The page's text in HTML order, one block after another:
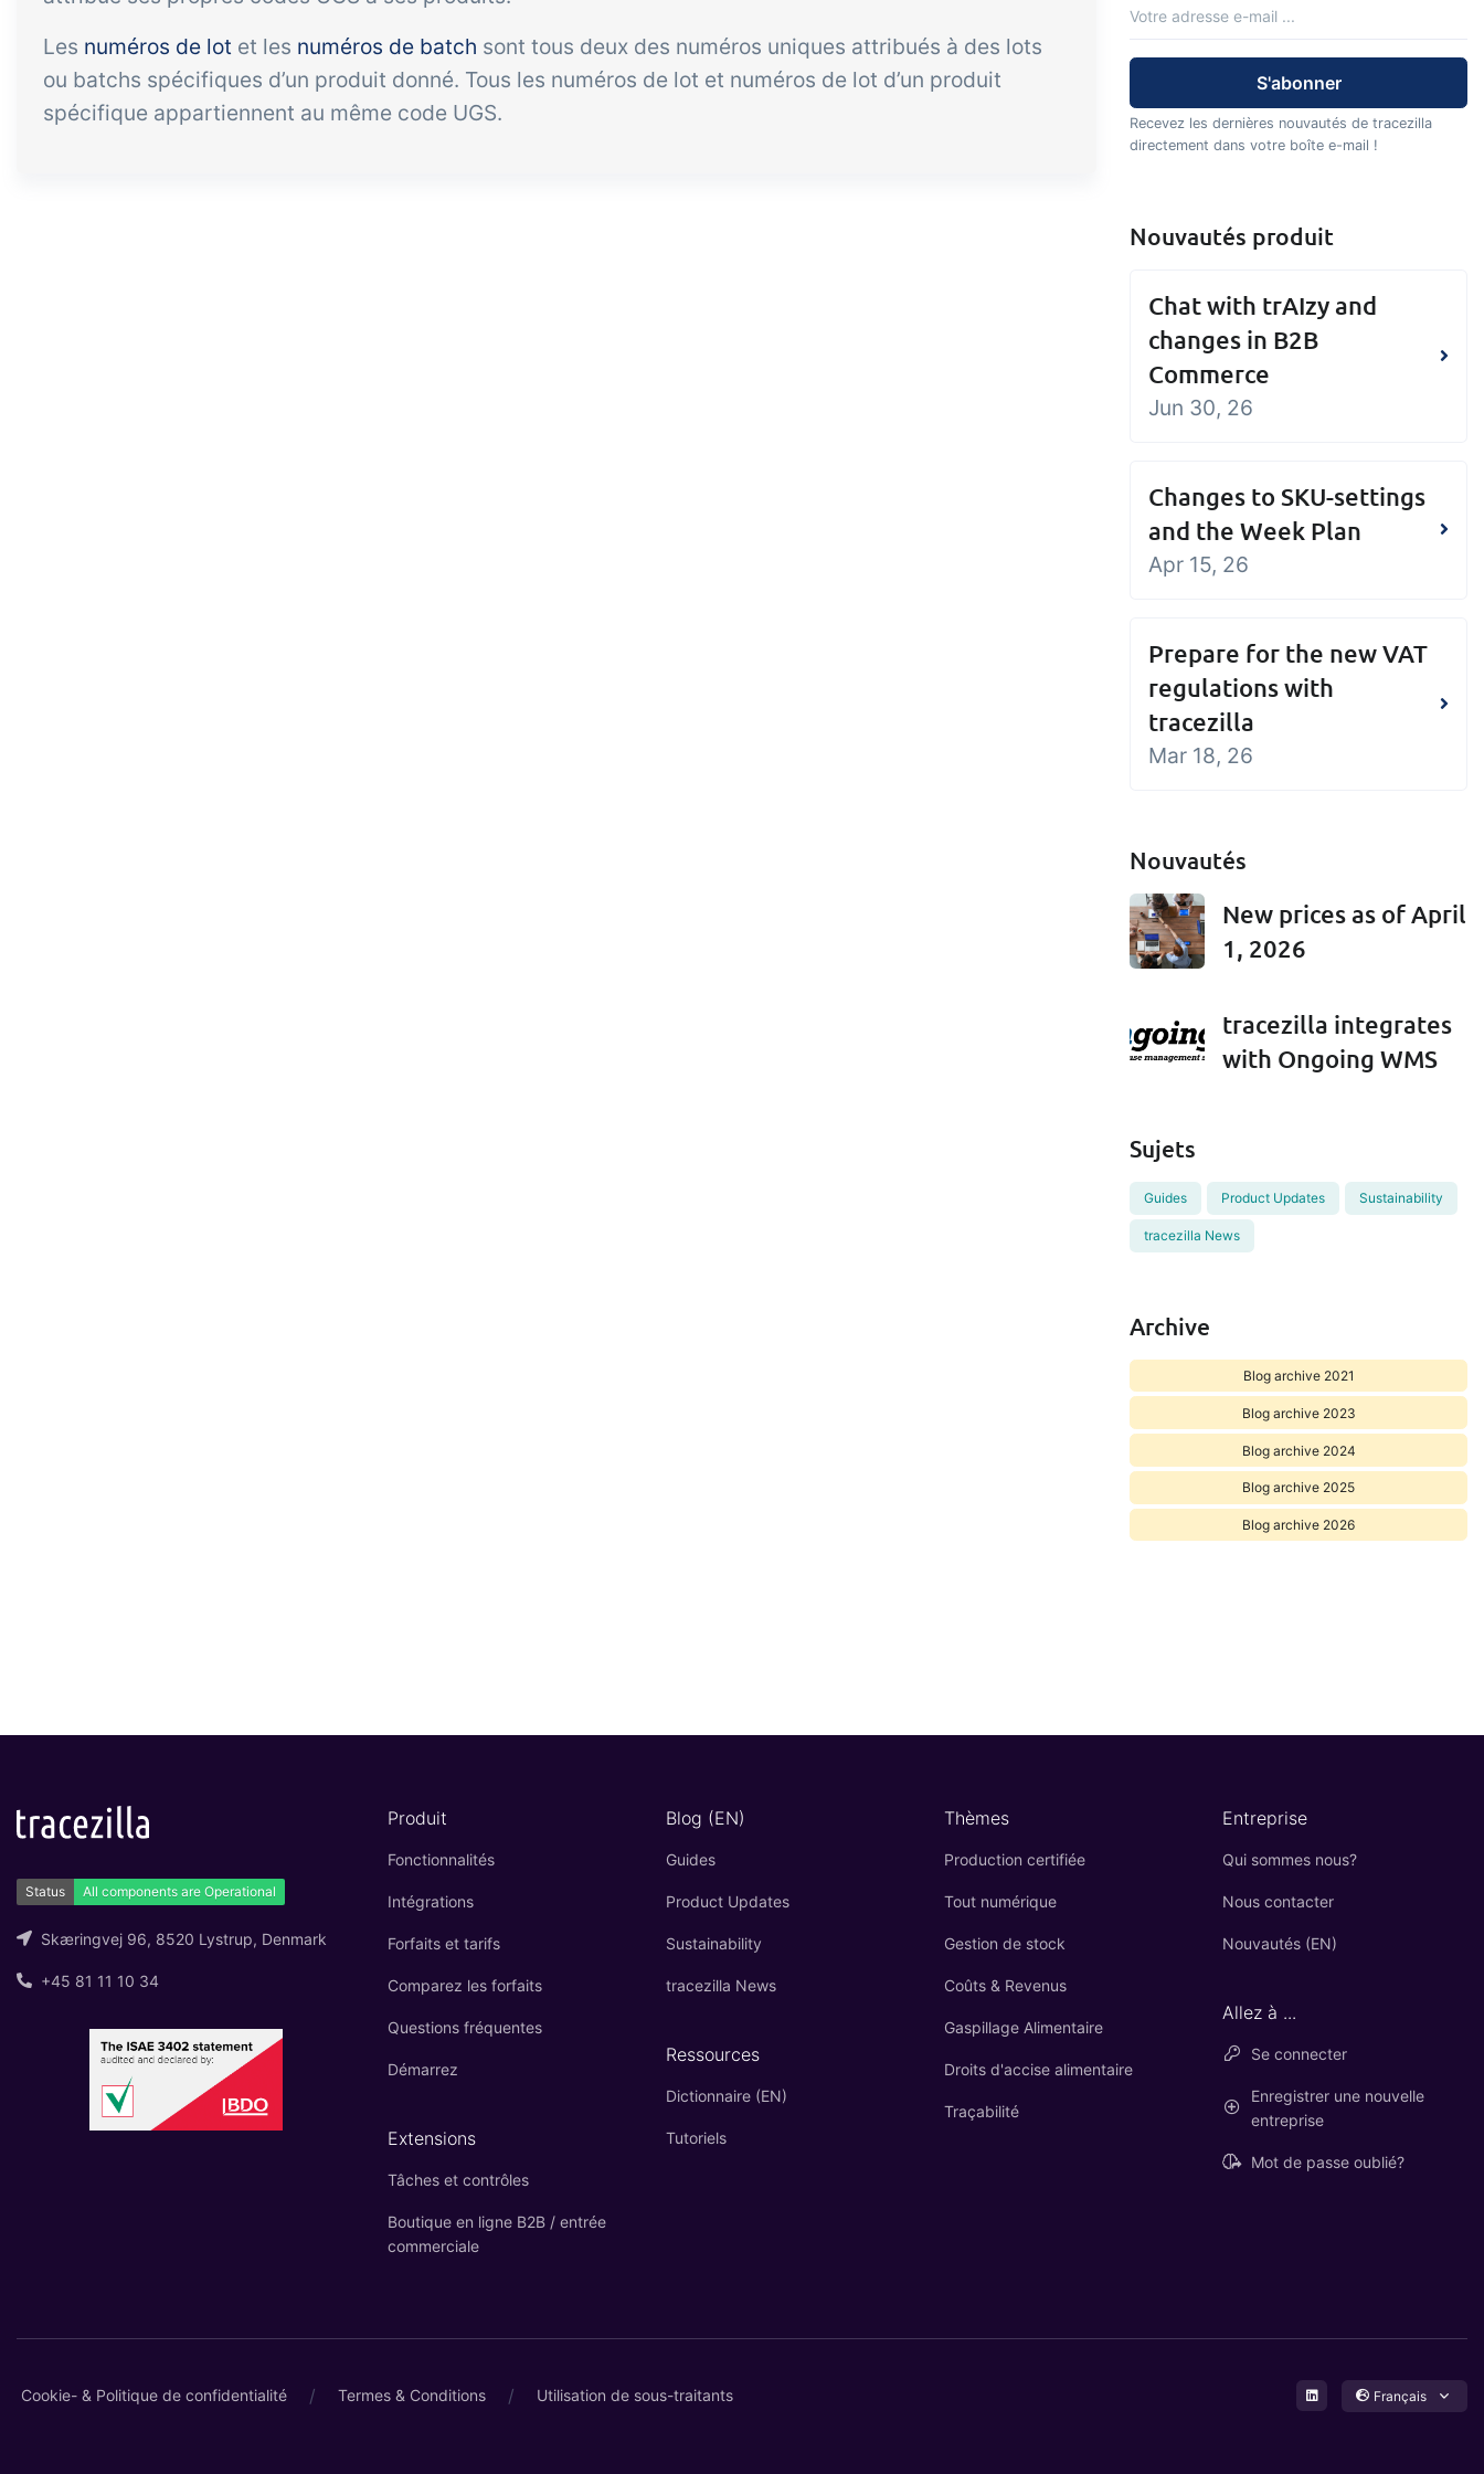
Extension
Tâches et
contrôles
Extension
Boutique en
ligne B2B /
Les numéros de lot et les numéros de batch sont tous deux des numéros uniques attribués à des lots
ou batchs spécifiques d’un produit donné. Tous les numéros de lot et numéros de lot d’un produit
spécifique appartiennent au même code UGS.
Recevez les dernières nouvautés de tracezilla
directement dans votre boîte e-mail !
Nouvautés produit
Chat with trAIzy and
changes in B2B
Commerce
Jun 30, 26
Changes to SKU-settings
and the Week Plan
Apr 15, 26
Prepare for the new VAT
regulations with
tracezilla
Mar 18, 26
Nouvautés
New prices as of April
1, 2026
tracezilla integrates
with Ongoing WMS
Sujets
Guides Product Updates Sustainability
tracezilla News
Archive
Blog archive 2021
Blog archive 2023
Blog archive 2024
Blog archive 2025
Blog archive 2026
Skæringvej 96, 8520 Lystrup, Denmark
+45 81 11 10 34
Produit
Fonctionnalités
Intégrations
Forfaits et tarifs
Comparez les forfaits
Questions fréquentes
Démarrez
Extensions
Tâches et contrôles
Boutique en ligne B2B / entrée
commerciale
Blog (EN)
Guides
Product Updates
Sustainability
tracezilla News
Ressources
Dictionnaire (EN)
Tutoriels
Thèmes
Production certifiée
Tout numérique
Gestion de stock
Coûts & Revenus
Gaspillage Alimentaire
Droits d'accise alimentaire
Traçabilité
Entreprise
Qui sommes nous?
Nous contacter
Nouvautés (EN)
Allez à ...
Se connecter
Enregistrer une nouvelle
entreprise
Mot de passe oublié?
Cookie- & Politique de confidentialité / Termes & Conditions / Utilisation de sous-traitants Français